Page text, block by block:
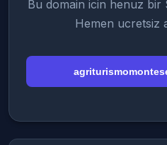
Bu domain icin henuz bir
Hemen ucretsiz